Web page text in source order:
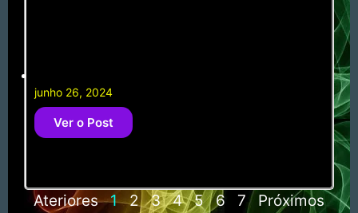
junho 26, 2024
Ver o Post
Ateriores 1 2 3 4 5 6 7 Próximos